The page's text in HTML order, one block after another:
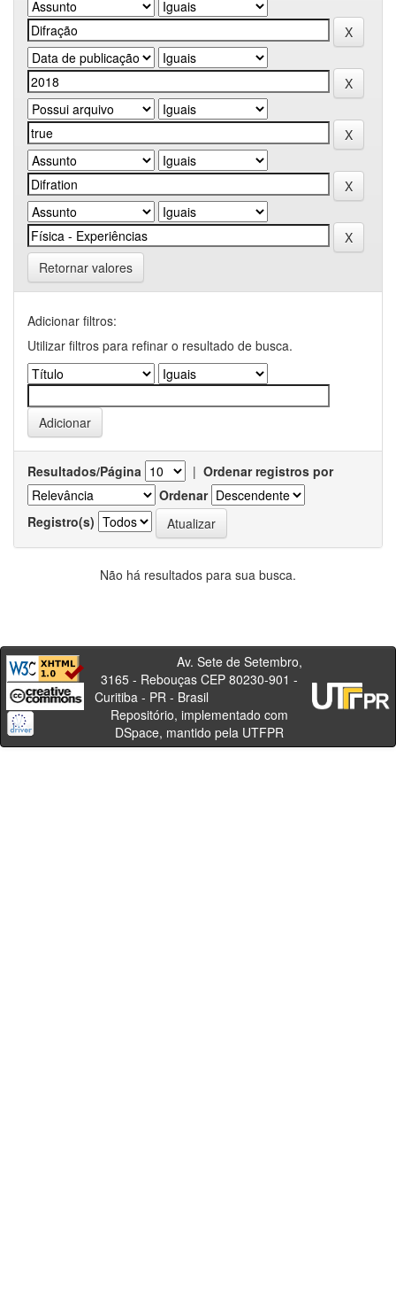
Retornar valores
Adicionar filtros:
Utilizar filtros para refinar o resultado de busca.
Resultados/Página | Ordenar registros por
Ordenar
Registro(s)
Não há resultados para sua busca.
Av. Sete de Setembro,
3165 - Rebouças CEP 80230-901 -
Curitiba - PR - Brasil
Repositório, implementado com
DSpace, mantido pela UTFPR